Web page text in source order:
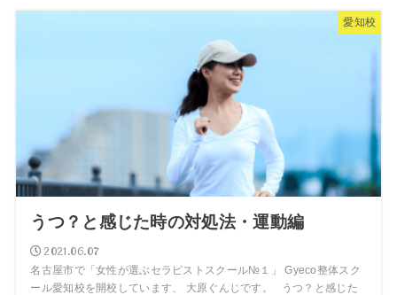
愛知校
うつ？と感じた時の対処法・運動編
2021.06.07
名古屋市で「女性が選ぶセラピストスクール№１」 Gyeco整体スク
ール愛知校を開校しています、 大原ぐんじです。 うつ？と感じた